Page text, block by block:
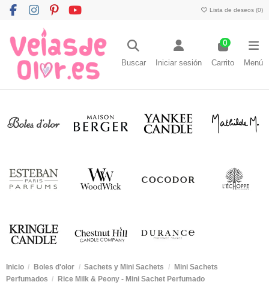
Lista de deseos (0)
Buscar Iniciar sesión
0
Carrito Menú
Inicio Boles d'olor Sachets y Mini Sachets
Mini Sachets
Perfumados
Rice Milk & Peony - Mini Sachet Perfumado